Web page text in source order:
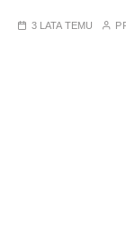
3 LATA TEMU